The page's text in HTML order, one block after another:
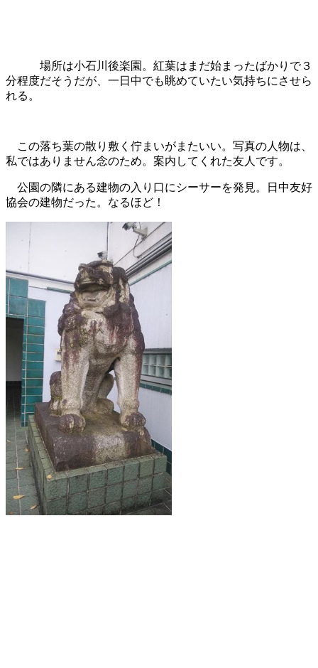
場所は小石川後楽園。紅葉はまだ始まったばかりで３
分程度だそうだが、一日中でも眺めていたい気持ちにさせら
れる。
この落ち葉の散り敷く佇まいがまたいい。写真の人物は、
私ではありません念のため。案内してくれた友人です。
公園の隣にある建物の入り口にシーサーを発見。日中友好
協会の建物だった。なるほど！